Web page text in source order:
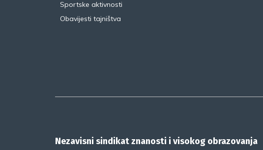
Sportske aktivnosti
Obavijesti tajništva
Nezavisni sindikat znanosti i visokog obrazovanja